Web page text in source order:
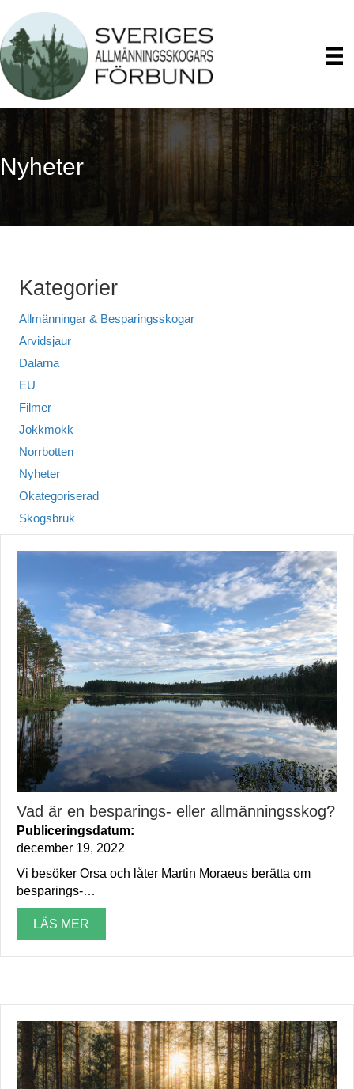
Nyheter
Vad är en besparings- eller allmänningsskog?
Publiceringsdatum:
december 19, 2022
Vi besöker Orsa och låter Martin Moraeus berätta om
besparings-…
LÄS MER
Kategorier
Allmänningar & Besparingsskogar
Arvidsjaur
Dalarna
EU
Filmer
Jokkmokk
Norrbotten
Nyheter
Okategoriserad
Skogsbruk